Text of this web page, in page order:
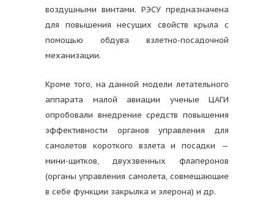
воздушными винтами. РЭСУ предназначена
для повышения несущих свойств крыла с
помощью обдува взлетно-посадочной
механизации.
Кроме того, на данной модели летательного
аппарата малой авиации ученые ЦАГИ
опробовали внедрение средств повышения
эффективности органов управления для
самолетов короткого взлета и посадки —
мини-щитков, двухзвенных флаперонов
(органы управления самолета, совмещающие
в себе функции закрылка и элерона) и др.